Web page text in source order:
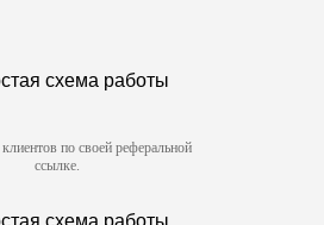
по своей реферальной
ссылке.